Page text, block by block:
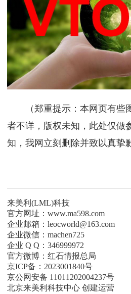
（郑重提示：本网页有
者不详，版权未知，此处仅做
知，我网立刻删除并致以真挚
来美利(LML)科技
官方网址：www.ma598.com
企业邮箱：leocworld@163.com
企业微信：machen725
企业 Q Q：346999972
官方微博：红石情报总局
京ICP备：2023001840号
京公网安备 11011202004237号
北京来美利科技中心 创建运营